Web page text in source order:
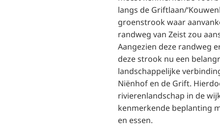
langs de Griftlaan/
groenstrook waar
randweg van Zeist zou
Aangezien deze randweg
deze strook nu een
landschappelijke
Niënhof en de Grift.
rivierenlandschap in de
kenmerkende beplanting
en essen.